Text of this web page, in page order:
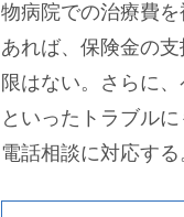
物病院での治療費
あれば、保険金の
限はない。さらに
といったトラブル
電話相談に対応する